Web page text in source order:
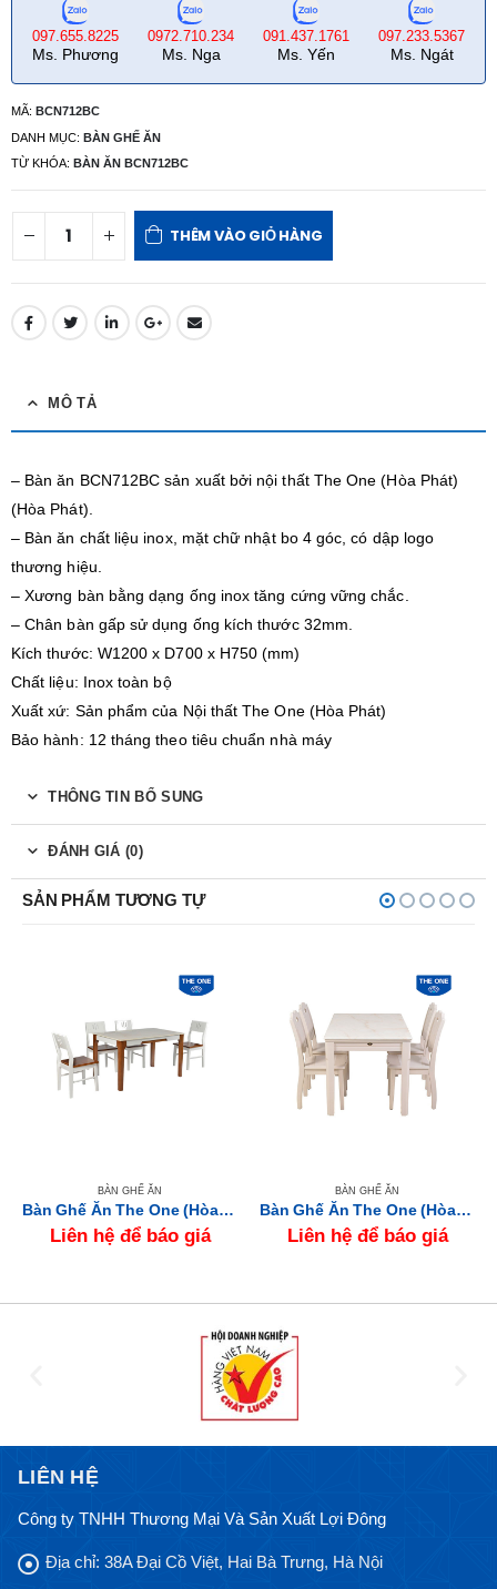
097.655.8225
Ms. Phương
0972.710.234
Ms. Nga
091.437.1761
Ms. Yến
097.233.5367
Ms. Ngát
MÃ: BCN712BC
DANH MỤC: BÀN GHẾ ĂN
TỪ KHÓA: BÀN ĂN BCN712BC
THÊM VÀO GIỎ HÀNG
MÔ TẢ
– Bàn ăn BCN712BC sản xuất bởi nội thất The One (Hòa Phát)
(Hòa Phát).
– Bàn ăn chất liệu inox, mặt chữ nhật bo 4 góc, có dập logo
thương hiệu.
– Xương bàn bằng dạng ống inox tăng cứng vững chắc.
– Chân bàn gấp sử dụng ống kích thước 32mm.
Kích thước: W1200 x D700 x H750 (mm)
Chất liệu: Inox toàn bộ
Xuất xứ: Sản phẩm của Nội thất The One (Hòa Phát)
Bảo hành: 12 tháng theo tiêu chuẩn nhà máy
THÔNG TIN BỔ SUNG
ĐÁNH GIÁ (0)
SẢN PHẨM TƯƠNG TỰ
BÀN GHẾ ĂN
Bàn Ghế Ăn The One (Hòa Phát) HGB67B-HGG67
Liên hệ để báo giá
BÀN GHẾ ĂN
Bàn Ghế Ăn The One (Hòa Phát) HGB66B-HGG66
Liên hệ để báo giá
LIÊN HỆ
Công ty TNHH Thương Mại Và Sản Xuất Lợi Đông
Địa chỉ: 38A Đại Cồ Việt, Hai Bà Trưng, Hà Nội